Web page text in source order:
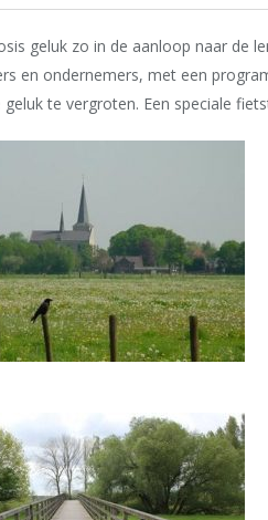
geluk zo in de aanloop naar de
en ondernemers, met een
te vergroten. Een speciale